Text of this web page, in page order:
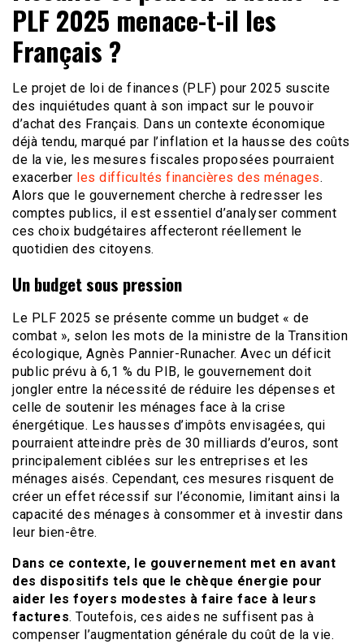
PLF 2025 menace-t-il les
Français ?
Le projet de loi de finances (PLF) pour 2025 suscite
des inquiétudes quant à son impact sur le pouvoir
d’achat des Français. Dans un contexte économique
déjà tendu, marqué par l’inflation et la hausse des coûts
de la vie, les mesures fiscales proposées pourraient
exacerber les difficultés financières des ménages.
Alors que le gouvernement cherche à redresser les
comptes publics, il est essentiel d’analyser comment
ces choix budgétaires affecteront réellement le
quotidien des citoyens.
Un budget sous pression
Le PLF 2025 se présente comme un budget « de
combat », selon les mots de la ministre de la Transition
écologique, Agnès Pannier-Runacher. Avec un déficit
public prévu à 6,1 % du PIB, le gouvernement doit
jongler entre la nécessité de réduire les dépenses et
celle de soutenir les ménages face à la crise
énergétique. Les hausses d’impôts envisagées, qui
pourraient atteindre près de 30 milliards d’euros, sont
principalement ciblées sur les entreprises et les
ménages aisés. Cependant, ces mesures risquent de
créer un effet récessif sur l’économie, limitant ainsi la
capacité des ménages à consommer et à investir dans
leur bien-être.
Dans ce contexte, le gouvernement met en avant
des dispositifs tels que le chèque énergie pour
aider les foyers modestes à faire face à leurs
factures. Toutefois, ces aides ne suffisent pas à
compenser l’augmentation générale du coût de la vie.